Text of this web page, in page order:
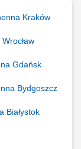
Kraków
Gdańsk
Bydgoszcz
Białystok